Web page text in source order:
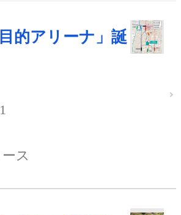
的アリーナ」誕
ス